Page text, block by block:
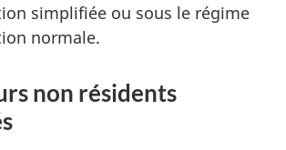
simplifiée ou sous le régime
normale.
non résidents